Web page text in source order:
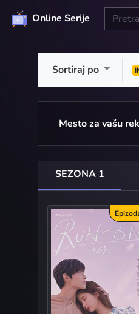
Online Serije
Sortiraj po
Mesto za vašu
SEZONA 1